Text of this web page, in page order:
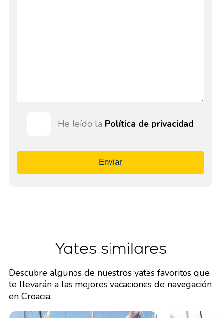
He leído la Política de privacidad
Enviar
Yates similares
Descubre algunos de nuestros yates favoritos que
te llevarán a las mejores vacaciones de navegación
en Croacia.